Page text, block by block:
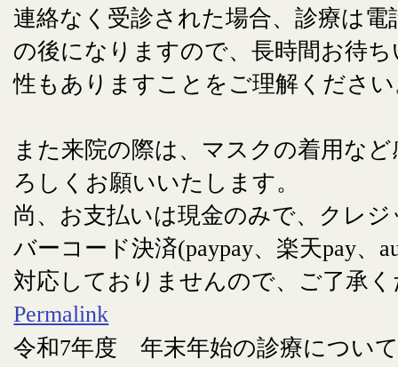
連絡なく受診された場合、診療は電
の後になりますので、長時間お待
性もありますことをご理解くださ
また来院の際は、マスクの着用な
ろしくお願いいたします。
尚、お支払いは現金のみで、クレ
バーコード決済(paypay、楽天pay、
対応しておりませんので、ご了承
Permalink
令和7年度 年末年始の診療につい